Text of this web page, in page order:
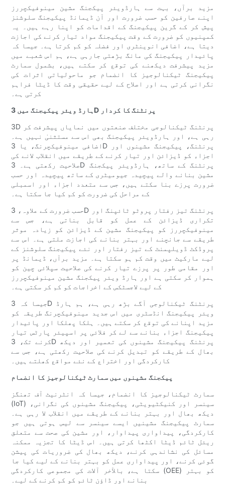
مزید برآں، بہت سے ہارڈویئر پیکجنگ مشین مینوفیکچررز
اپنے صارفین کو حسب ضرورت اور آن ڈیمانڈ پیکیجنگ سلوشنز
پیش کر کے گرین پیکیجنگ کے اقدامات کو اپنا رہے ہیں۔ یہ
کمپنیوں کو ضرورت کے وقت پیکیجنگ مواد تیار کرنے کی اجازت
دیتا ہے، اضافی انوینٹری اور فضلہ کو کم کرتا ہے۔ جیسا کہ
پائیدار پیکیجنگ کی مانگ بڑھتی جارہی ہے، ہم اس شعبے میں
مزید پیشرفت دیکھنے کی توقع کر سکتے ہیں، بشمول سمارٹ
پیکیجنگ ٹیکنالوجیز کا انضمام جو ماحولیاتی اثرات کی
نگرانی کرتی ہے اور اصلاح کے لیے حقیقی وقت کا ڈیٹا فراہم
کرتی ہے۔
ہارڈ ویئر پیکیجنگ میں 3D پرنٹنگ کا کردار
3D پرنٹنگ ٹیکنالوجی مختلف صنعتوں میں نمایاں پیشرفت کر
رہی ہے، اور ہارڈویئر پیکیجنگ بھی اس سے مستثنیٰ نہیں ہے۔
اضافی مینوفیکچرنگ، یا 3D پرنٹنگ، پیکیجنگ مشینوں اور
اجزاء کو ڈیزائن اور تیار کرنے کے طریقے میں انقلاب لانے کی
صلاحیت رکھتی ہے۔ 3D پرنٹنگ کے ساتھ، ہارڈویئر پیکجنگ
مشین بنانے والے پیچیدہ جیومیٹری کے ساتھ پیچیدہ اور حسب
ضرورت پرزے بنا سکتے ہیں، جس سے متعدد اجزاء اور اسمبلی
کے مراحل کی ضرورت کو کم کیا جا سکتا ہے۔
حسب ضرورت کے علاوہ، 3D پرنٹنگ تیز رفتار پروٹو ٹائپنگ اور
تکراری ڈیزائن کے عمل کو قابل بناتی ہے، جس سے
مینوفیکچررز کو پیکیجنگ مشین کے ڈیزائن کو زیادہ موثر
طریقے سے جانچنے اور بہتر بنانے کی اجازت ملتی ہے۔ اس سے
پروڈکٹ ڈویلپمنٹ کے تیز رفتار اور نئے پیکیجنگ سلوشنز کے
لیے مارکیٹ میں وقت کم ہو سکتا ہے۔ مزید برآں، ڈیمانڈ پر
اور مقامی طور پر پرزے تیار کرنے کی صلاحیت سپلائی چین کو
ہموار کر سکتی ہے اور ہارڈ ویئر پیکجنگ مشین مینوفیکچررز
کے لیے لاجسٹکس کے اخراجات کو کم کر سکتی ہے۔
جیسا کہ 3D پرنٹنگ ٹیکنالوجی آگے بڑھ رہی ہے، ہم ہارڈ
ویئر پیکیجنگ انڈسٹری میں اس جدید مینوفیکچرنگ طریقہ کو
مزید اپنانے کی توقع کر سکتے ہیں۔ ہلکا پھلکا اور پائیدار
پیکیجنگ اجزاء بنانے سے لے کر فلائی پر اسپیئر پارٹس تیار
کرنے تک، 3D پرنٹنگ پیکیجنگ مشینوں کی تعمیر اور دیکھ
بھال کے طریقے کو تبدیل کرنے کی صلاحیت رکھتی ہے، جس سے
کارکردگی اور اختراع کے نئے مواقع کھلتے ہیں۔
پیکجنگ مشینوں میں سمارٹ ٹیکنالوجیز کا انضمام
سمارٹ ٹیکنالوجیز کا انضمام، جیسا کہ انٹرنیٹ آف تھنگز
(IoT) سینسر اور کنیکٹیویٹی، پیکیجنگ مشینوں کی نگرانی،
دیکھ بھال اور بہتر بنانے کے طریقے میں انقلاب لا رہی ہے۔
سمارٹ پیکیجنگ مشینیں ایسے سینسر سے لیس ہوتی ہیں جو
کارکردگی، پیداواری پیداوار، اور مشین کی صحت سے متعلق
ریئل ٹائم ڈیٹا اکٹھا کرتی ہیں۔ اس ڈیٹا کا تجزیہ ممکنہ
مسائل کی نشاندہی کرنے، دیکھ بھال کی ضروریات کی پیشن
گوئی کرنے، اور پیداواری عمل کو بہتر بنانے کے لیے کیا جا
سکتا ہے، بالآخر آلات کی مجموعی کارکردگی (OEE) کو بہتر
بنانے اور ڈاؤن ٹائم کو کم کرنے کے لیے۔